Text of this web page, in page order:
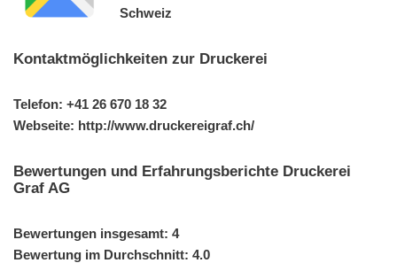
Schweiz
Kontaktmöglichkeiten zur Druckerei
Telefon: +41 26 670 18 32
Webseite: http://www.druckereigraf.ch/
Bewertungen und Erfahrungsberichte Druckerei
Graf AG
Bewertungen insgesamt: 4
Bewertung im Durchschnitt: 4.0